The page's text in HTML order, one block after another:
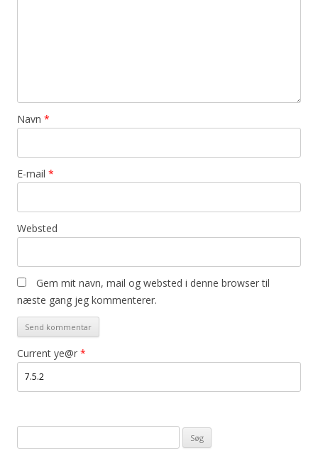
Navn *
E-mail *
Websted
Gem mit navn, mail og websted i denne browser til
næste gang jeg kommenterer.
Current ye@r *
efter: